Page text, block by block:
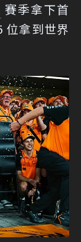
賽季拿下首
位拿到世界